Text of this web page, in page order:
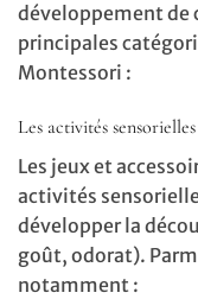
développement de
principales
Montessori :
Les activités sensorielles
Les jeux et
activités
développer la
goût, odorat).
notamment :